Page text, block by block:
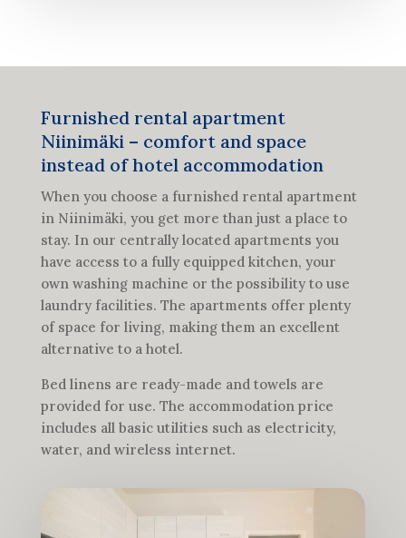
Furnished rental apartment
Niinimäki – comfort and space
instead of hotel accommodation
When you choose a furnished rental apartment
in Niinimäki, you get more than just a place to
stay. In our centrally located apartments you
have access to a fully equipped kitchen, your
own washing machine or the possibility to use
laundry facilities. The apartments offer plenty
of space for living, making them an excellent
alternative to a hotel.
Bed linens are ready-made and towels are
provided for use. The accommodation price
includes all basic utilities such as electricity,
water, and wireless internet.